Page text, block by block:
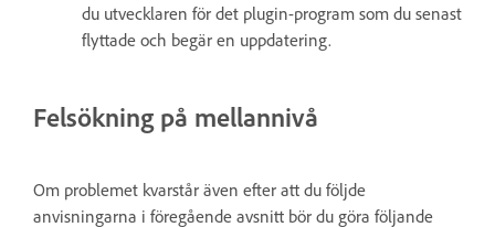
du utvecklaren för det plugin-program som du senast
flyttade och begär en uppdatering.
Felsökning på mellannivå
Om problemet kvarstår även efter att du följde
anvisningarna i föregående avsnitt bör du göra följande